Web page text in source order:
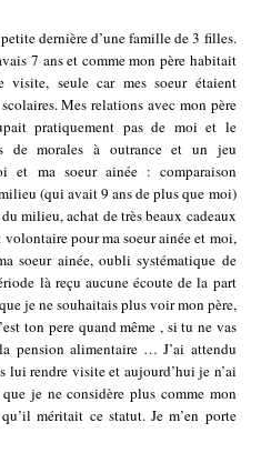
dernière d’une famille de 3 filles.
7 ans et comme mon père habitait
seule car mes soeur étaient
Mes relations avec mon père
pratiquement pas de moi et le
de morales à outrance et un jeu
et ma soeur ainée : comparaison
(qui avait 9 ans de plus que moi)
milieu, achat de très beaux cadeaux
pour ma soeur ainée et moi,
soeur ainée, oubli systématique de
là reçu aucune écoute de la part
je ne souhaitais plus voir mon père,
ton pere quand même , si tu ne vas
pension alimentaire … J’ai attendu
lui rendre visite et aujourd’hui je n’ai
je ne considère plus comme mon
méritait ce statut. Je m’en porte